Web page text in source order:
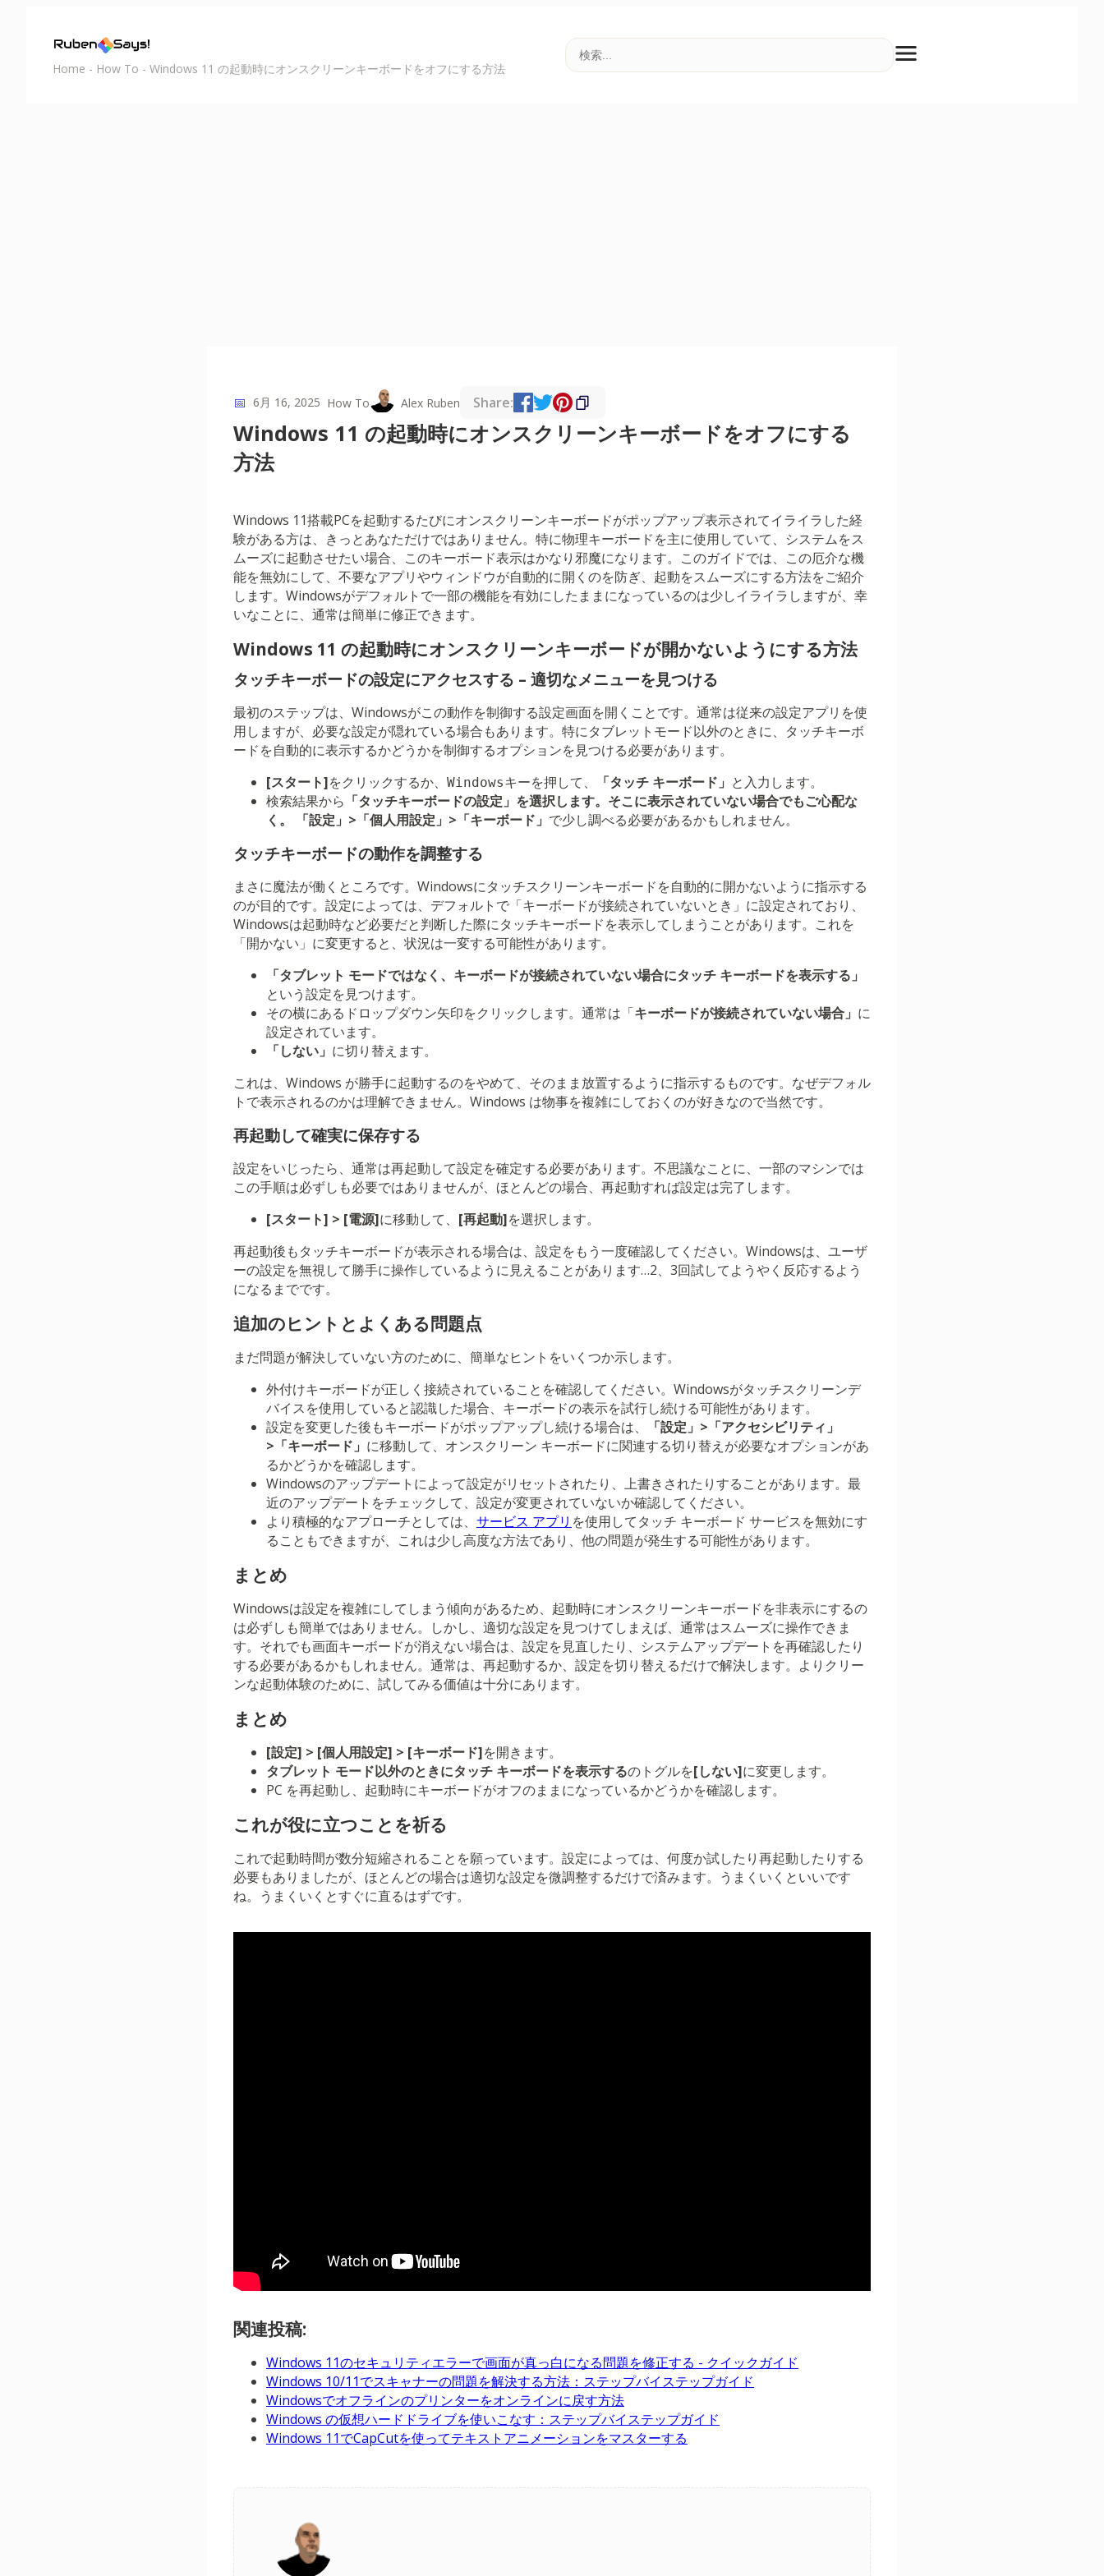
Home - How To - Windows 11 の起動時にオンスクリーンキーボードをオフにする方法
📅 6月 16, 2025 How To Alex Ruben Share:
Windows 11 の起動時にオンスクリーンキーボードをオフにする
方法
Windows 11搭載PCを起動するたびにオンスクリーンキーボードがポップアップ表示されてイライラした経
験がある方は、きっとあなただけではありません。特に物理キーボードを主に使用していて、システムをス
ムーズに起動させたい場合、このキーボード表示はかなり邪魔になります。このガイドでは、この厄介な機
能を無効にして、不要なアプリやウィンドウが自動的に開くのを防ぎ、起動をスムーズにする方法をご紹介
します。Windowsがデフォルトで一部の機能を有効にしたままになっているのは少しイライラしますが、幸
いなことに、通常は簡単に修正できます。
Windows 11 の起動時にオンスクリーンキーボードが開かないようにする方法
タッチキーボードの設定にアクセスする – 適切なメニューを見つける
最初のステップは、Windowsがこの動作を制御する設定画面を開くことです。通常は従来の設定アプリを使
用しますが、必要な設定が隠れている場合もあります。特にタブレットモード以外のときに、タッチキーボ
ードを自動的に表示するかどうかを制御するオプションを見つける必要があります。
[スタート]をクリックするか、 Windowsキーを押して、 「タッチ キーボード」 と入力します。
検索結果から 「タッチキーボードの設定」を選択します。そこに表示されていない場合でもご心配な
く。
「設定」>「個人用設定」>「キーボード」 で少し調べる必要があるかもしれません。
タッチキーボードの動作を調整する
まさに魔法が働くところです。Windowsにタッチスクリーンキーボードを自動的に開かないように指示する
のが目的です。設定によっては、デフォルトで「キーボードが接続されていないとき」に設定されており、
Windowsは起動時など必要だと判断した際にタッチキーボードを表示してしまうことがあります。これを
「開かない」に変更すると、状況は一変する可能性があります。
「タブレット モードではなく、キーボードが接続されていない場合にタッチ キーボードを表示する」
という設定を見つけます。
その横にあるドロップダウン矢印をクリックします。通常は「キーボードが接続されていない場合」 に
設定されています。
「しない」 に切り替えます。
これは、Windows が勝手に起動するのをやめて、そのまま放置するように指示するものです。なぜデフォル
トで表示されるのかは理解できません。Windows は物事を複雑にしておくのが好きなので当然です。
再起動して確実に保存する
設定をいじったら、通常は再起動して設定を確定する必要があります。不思議なことに、一部のマシンでは
この手順は必ずしも必要ではありませんが、ほとんどの場合、再起動すれば設定は完了します。
[スタート] > [電源]に移動して、 [再起動]を選択します。
再起動後もタッチキーボードが表示される場合は、設定をもう一度確認してください。Windowsは、ユーザ
ーの設定を無視して勝手に操作しているように見えることがあります…2、3回試してようやく反応するよう
になるまでです。
追加のヒントとよくある問題点
まだ問題が解決していない方のために、簡単なヒントをいくつか示します。
外付けキーボードが正しく接続されていることを確認してください。Windowsがタッチスクリーンデ
バイスを使用していると認識した場合、キーボードの表示を試行し続ける可能性があります。
設定を変更した後もキーボードがポップアップし続ける場合は、
「設定」>「アクセシビリティ」
>「キーボード」 に移動して、オンスクリーン キーボードに関連する切り替えが必要なオプションがあ
るかどうかを確認します。
Windowsのアップデートによって設定がリセットされたり、上書きされたりすることがあります。最
近のアップデートをチェックして、設定が変更されていないか確認してください。
より積極的なアプローチとしては、 サービス アプリ を使用してタッチ キーボード サービスを無効にす
ることもできますが、これは少し高度な方法であり、他の問題が発生する可能性があります。
まとめ
Windowsは設定を複雑にしてしまう傾向があるため、起動時にオンスクリーンキーボードを非表示にするの
は必ずしも簡単ではありません。しかし、適切な設定を見つけてしまえば、通常はスムーズに操作できま
す。それでも画面キーボードが消えない場合は、設定を見直したり、システムアップデートを再確認したり
する必要があるかもしれません。通常は、再起動するか、設定を切り替えるだけで解決します。よりクリー
ンな起動体験のために、試してみる価値は十分にあります。
まとめ
[設定] > [個人用設定] > [キーボード]を開きます。
タブレット モード以外のときにタッチ キーボードを表示するのトグルを[しない]に変更します。
PC を再起動し、起動時にキーボードがオフのままになっているかどうかを確認します。
これが役に立つことを祈る
これで起動時間が数分短縮されることを願っています。設定によっては、何度か試したり再起動したりする
必要もありましたが、ほとんどの場合は適切な設定を微調整するだけで済みます。うまくいくといいです
ね。うまくいくとすぐに直るはずです。
関連投稿:
Windows 11のセキュリティエラーで画面が真っ白になる問題を修正する - クイックガイド
Windows 10/11でスキャナーの問題を解決する方法：ステップバイステップガイド
Windowsでオフラインのプリンターをオンラインに戻す方法
Windows の仮想ハードドライブを使いこなす：ステップバイステップガイド
Windows 11でCapCutを使ってテキストアニメーションをマスターする